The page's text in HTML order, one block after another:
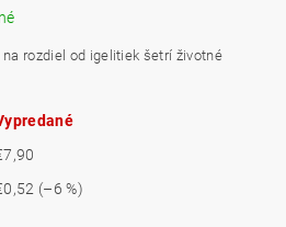
rozdiel od igelitiek šetrí životné
(–6 %)